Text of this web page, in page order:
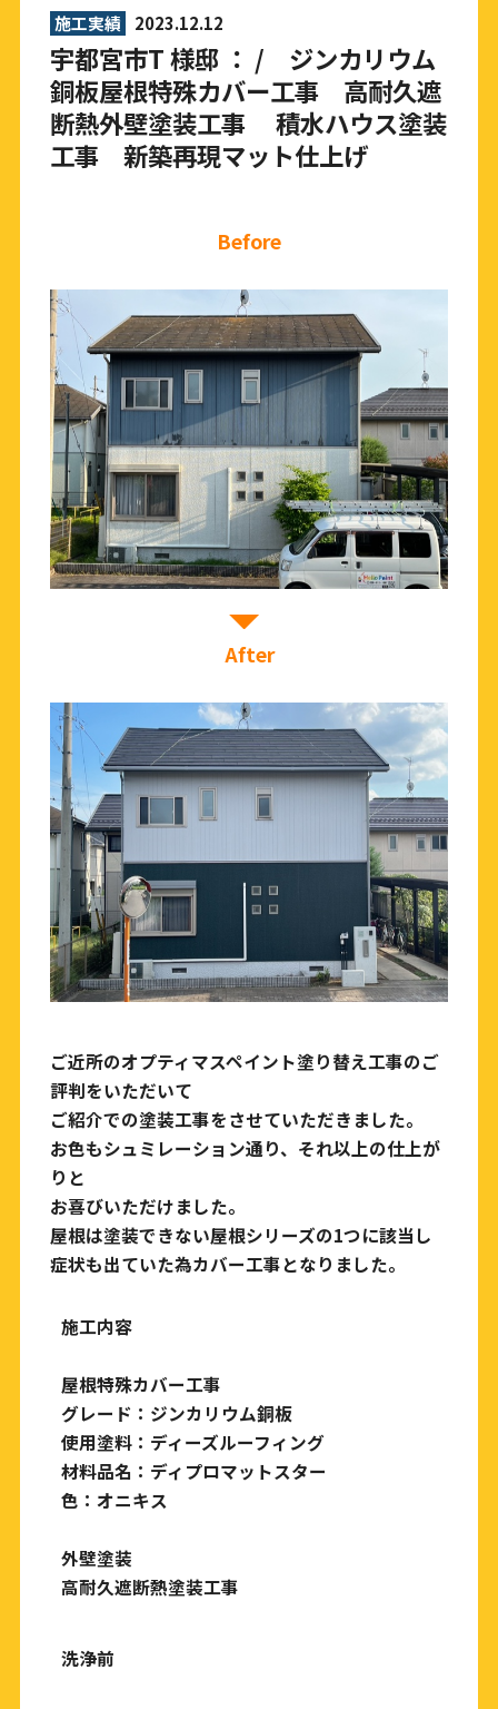
施工実績 2023.12.12
宇都宮市T 様邸 ： / ジンカリウム
銅板屋根特殊カバー工事 高耐久遮
断熱外壁塗装工事 積水ハウス塗装
工事 新築再現マット仕上げ
Before
After
ご近所のオプティマスペイント塗り替え工事のご
評判をいただいて
ご紹介での塗装工事をさせていただきました。
お色もシュミレーション通り、それ以上の仕上が
りと
お喜びいただけました。
屋根は塗装できない屋根シリーズの1つに該当し
症状も出ていた為カバー工事となりました。
施工内容
屋根特殊カバー工事
グレード：ジンカリウム銅板
使用塗料：ディーズルーフィング
材料品名：ディプロマットスター
色：オニキス
外壁塗装
高耐久遮断熱塗装工事
洗浄前